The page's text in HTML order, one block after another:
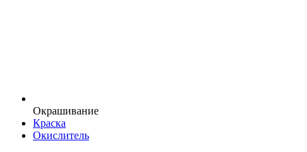
Окрашивание
Краска
Окислитель